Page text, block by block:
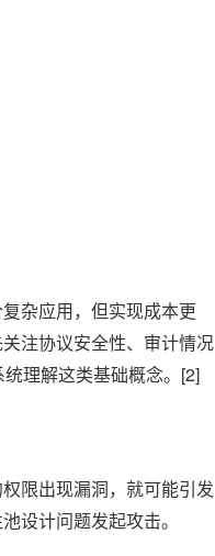
杂应用，但实现成本更
注协议安全性、审计情况
理解这类基础概念。[2]
限出现漏洞，就可能引发
设计问题发起攻击。